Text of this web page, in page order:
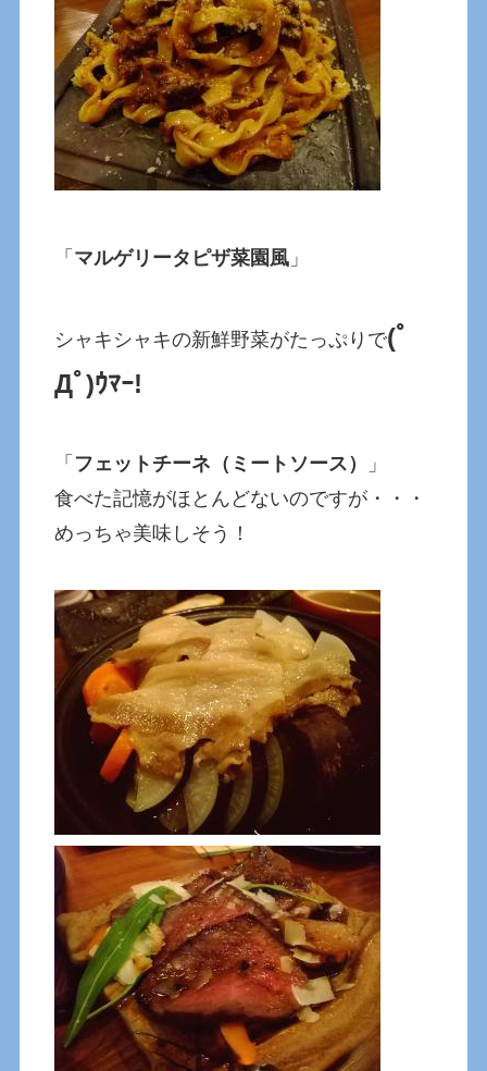
「 マルゲリータピザ菜園風 」
シャキシャキの新鮮野菜がたっぷりで(ﾟ
Дﾟ)ｳﾏｰ!
「 フェットチーネ（ミートソース）
」
食べた記憶がほとんどないのですが・・・
めっちゃ美味しそう！